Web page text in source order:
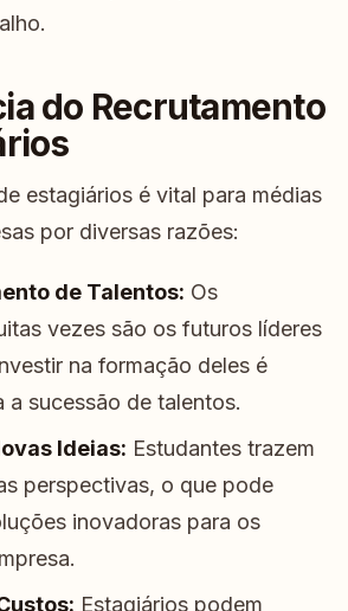
do Recrutamento
estagiários é vital para médias
por diversas razões:
de Talentos: Os
vezes são os futuros líderes
na formação deles é
a sucessão de talentos.
Ideias: Estudantes trazem
perspectivas, o que pode
inovadoras para os
Estagiários podem